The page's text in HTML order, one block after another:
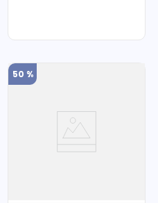
50 %